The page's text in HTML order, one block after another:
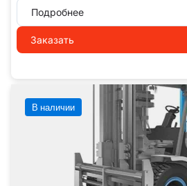
Подробнее
Заказать
В наличии